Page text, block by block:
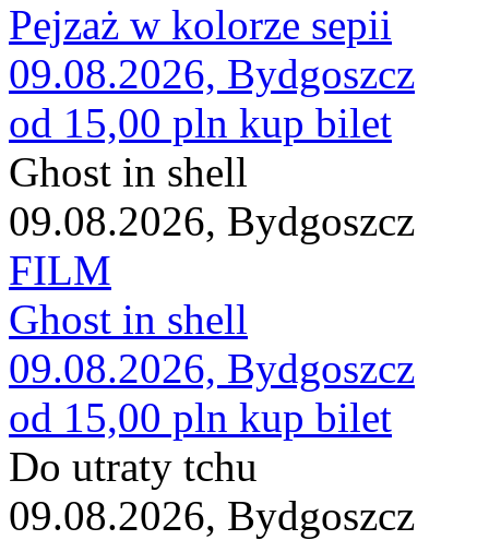
Pejzaż w kolorze sepii
09.08.2026, Bydgoszcz
od 15,00 pln kup bilet
Ghost in shell
09.08.2026, Bydgoszcz
FILM
Ghost in shell
09.08.2026, Bydgoszcz
od 15,00 pln kup bilet
Do utraty tchu
09.08.2026, Bydgoszcz